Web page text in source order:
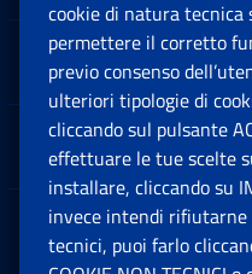
Software
Note Legali
App mobile
cookie di natura tecnica
permettere il corretto
previo consenso
ulteriori tipologie di
cliccando sul pulsante
effettuare le tue scelte
installare, cliccando su
invece intendi rifiutarne
tecnici, puoi farlo